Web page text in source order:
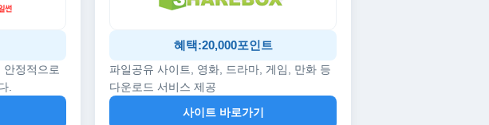
정적으로
.
혜택:20,000포인트
파일공유 사이트, 영화, 드라마, 게임, 만화 등
다운로드 서비스 제공
사이트 바로가기